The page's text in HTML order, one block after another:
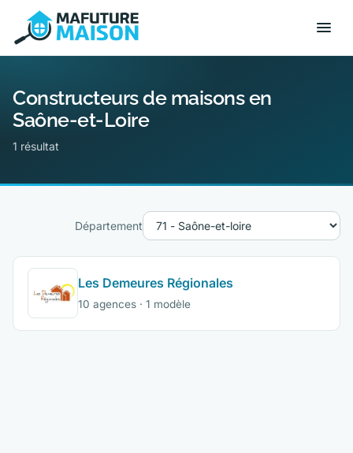
Constructeurs de maisons en
Saône-et-Loire
1 résultat
Département
Les Demeures Régionales
10 agences · 1 modèle